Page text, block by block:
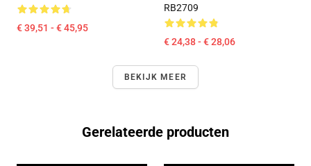
€ 39,51 - € 45,95
RB2709
€ 24,38 - € 28,06
BEKIJK MEER
Gerelateerde producten